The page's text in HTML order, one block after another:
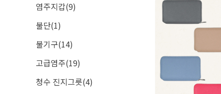
염주지갑(9)
불단(1)
불기구(14)
고급염주(19)
청수 진지그릇(4)